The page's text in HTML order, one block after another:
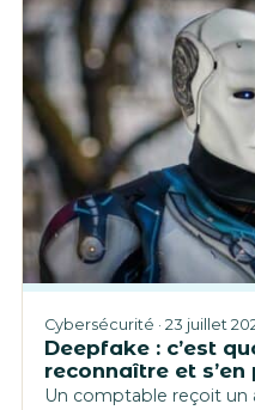
Cybersécurité · 23 juillet
Deepfake : c’est
reconnaître et s’en
Un comptable reçoit un